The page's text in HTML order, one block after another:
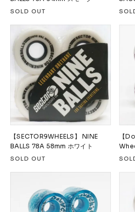
SOLD OUT
【SECTOR9WHEELS】 NINE
BALLS 78A 58mm ホワイト
SOLD OUT
【